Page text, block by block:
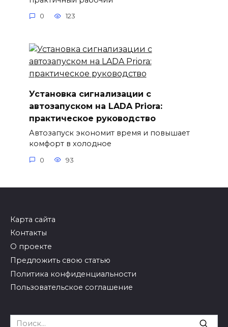
0 123
Установка сигнализации с
автозапуском на LADA Priora:
практическое руководство
Автозапуск экономит время и повышает
комфорт в холодное
0 93
Карта сайта
Контакты
О проекте
Предложить свою статью
Политика конфиденциальности
Пользовательское соглашение
Search